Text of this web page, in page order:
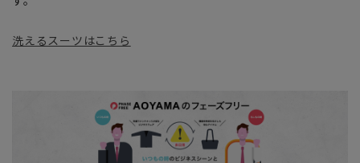
洗えるスーツはこちら